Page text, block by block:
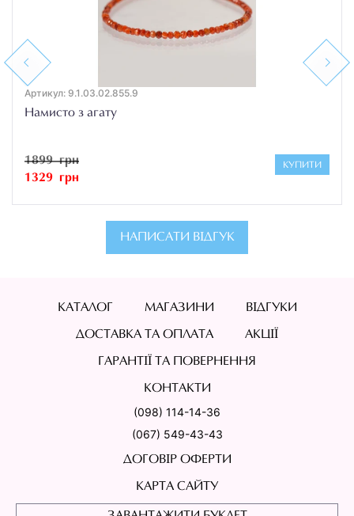
Previous
Артикул: 9.1.03.02.855.9
Намисто з агату
1899 грн
1329 грн
КУПИТИ
Next
НАПИСАТИ ВІДГУК
КАТАЛОГ МАГАЗИНИ ВІДГУКИ
ДОСТАВКА ТА ОПЛАТА АКЦІЇ
ГАРАНТІЇ ТА ПОВЕРНЕННЯ
КОНТАКТИ
(098) 114-14-36
(067) 549-43-43
ДОГОВІР ОФЕРТИ
КАРТА САЙТУ